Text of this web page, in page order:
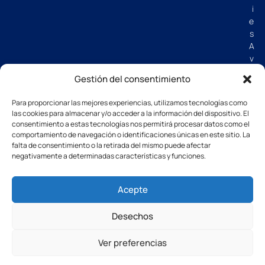
Gestión del consentimiento
Para proporcionar las mejores experiencias, utilizamos tecnologías como
las cookies para almacenar y/o acceder a la información del dispositivo. El
consentimiento a estas tecnologías nos permitirá procesar datos como el
comportamiento de navegación o identificaciones únicas en este sitio. La
falta de consentimiento o la retirada del mismo puede afectar
negativamente a determinadas características y funciones.
Acepte
Desechos
Ver preferencias
i
e
s
A
v
s
g
G